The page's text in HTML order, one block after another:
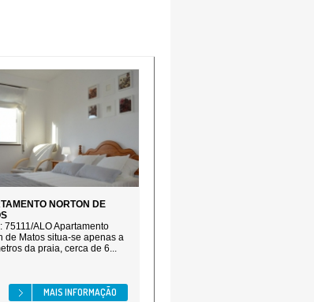
NORTON DE
75111/ALO Apartamento
de Matos situa-se apenas a
da praia, cerca de 6...
MAIS INFORMAÇÃO